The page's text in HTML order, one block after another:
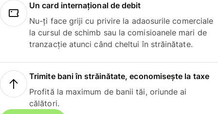
Un card internațional de debit
Nu-ți face griji cu privire la adaosurile comerciale
la cursul de schimb sau la comisioanele mari de
tranzacție atunci când cheltui în străinătate.
Trimite bani în străinătate, economisește la taxe
Profită la maximum de banii tăi, oriunde ai
călători.